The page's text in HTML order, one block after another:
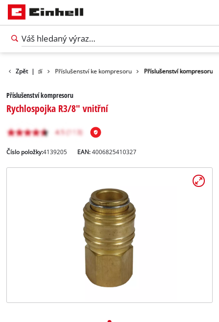
Zpět |
nářadí Příslušenství ke kompresoru Příslušenství kompresoru
Příslušenství kompresoru
Rychlospojka R3/8" vnitřní
Číslo položky:4139205 EAN:4006825410327